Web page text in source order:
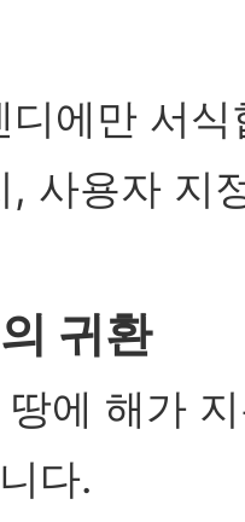
디에만 서식
, 사용자 지
귀환
에 해가
다.